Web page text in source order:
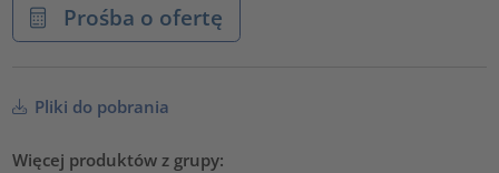
Prośba o ofertę
Pliki do pobrania
Więcej produktów z grupy: